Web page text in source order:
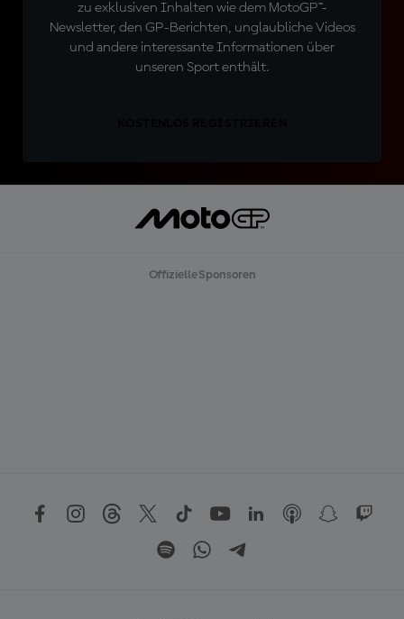
zu exklusiven Inhalten wie dem MotoGP™-
Newsletter, den GP-Berichten, unglaubliche Videos
und andere interessante Informationen über
unseren Sport enthält.
Offizielle Sponsoren